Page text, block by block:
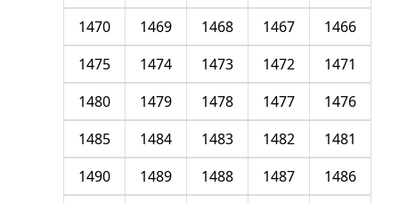
1466
1467
1468
1469
1470
1471
1472
1473
1474
1475
1476
1477
1478
1479
1480
1481
1482
1483
1484
1485
1486
1487
1488
1489
1490